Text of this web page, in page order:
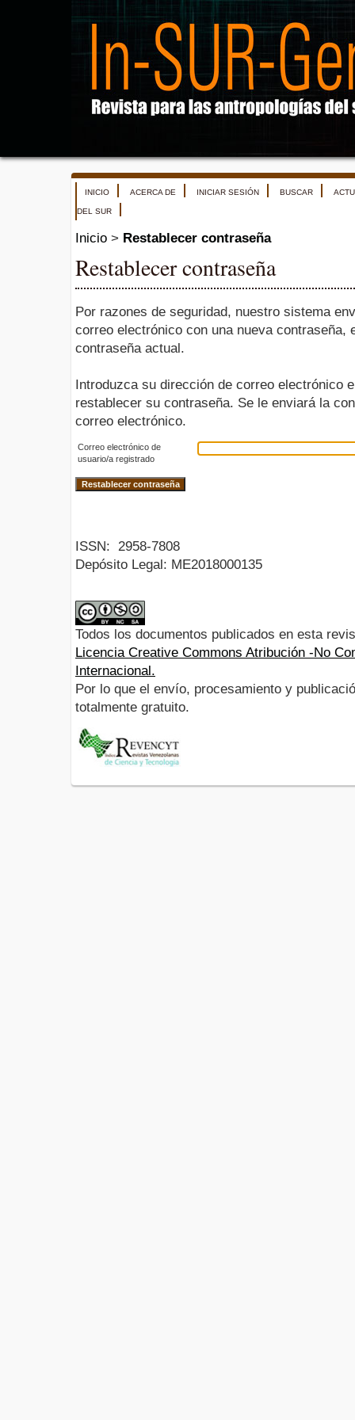
INICIO ACERCA DE INICIAR SESIÓN BUSCAR
DEL SUR
Inicio > Restablecer contraseña
Restablecer contraseña
Por razones de seguridad, nuestro sistema
correo electrónico con una nueva contraseña,
contraseña actual.
Introduzca su dirección de correo electrónico
restablecer su contraseña. Se le enviará la
correo electrónico.
Correo electrónico de
usuario/a registrado
ISSN:
2958-7808
Depósito Legal: ME2018000135
Todos los documentos publicados en esta
Licencia Creative Commons Atribución -No
Internacional.
Por lo que el envío, procesamiento y
totalmente gratuito.